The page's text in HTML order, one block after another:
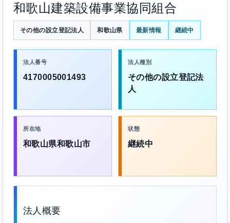
和歌山建築設備事業協同組合
その他の設立登記法人 和歌山県 最新情報 継続中
法人番号
4170005001493
法人種別
その他の設立登記法
人
所在地
和歌山県和歌山市
状態
継続中
法人概要